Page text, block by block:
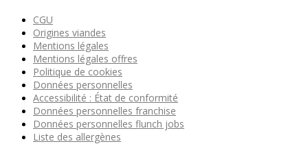
CGU
Origines viandes
Mentions légales
Mentions légales offres
Politique de cookies
Données personnelles
Accessibilité : État de conformité
Données personnelles franchise
Données personnelles flunch jobs
Liste des allergènes